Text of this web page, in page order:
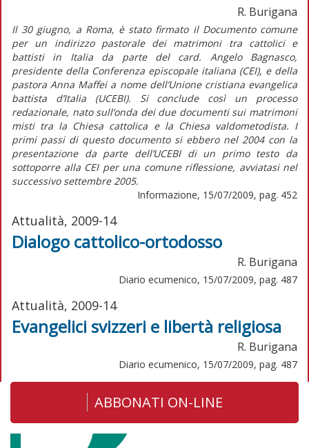
R. Burigana
Il 30 giugno, a Roma, è stato firmato il Documento comune
per un indirizzo pastorale dei matrimoni tra cattolici e
battisti in Italia da parte del card. Angelo Bagnasco,
presidente della Conferenza episcopale italiana (CEI), e della
pastora Anna Maffei a nome dell’Unione cristiana evangelica
battista d’Italia (UCEBI). Si conclude così un processo
redazionale, nato sull’onda dei due documenti sui matrimoni
misti tra la Chiesa cattolica e la Chiesa valdometodista. I
primi passi di questo documento si ebbero nel 2004 con la
presentazione da parte dell’UCEBI di un primo testo da
sottoporre alla CEI per una comune riflessione, avviatasi nel
successivo settembre 2005.
Informazione, 15/07/2009, pag. 452
Attualità, 2009-14
Dialogo cattolico-ortodosso
R. Burigana
Diario ecumenico, 15/07/2009, pag. 487
Attualità, 2009-14
Evangelici svizzeri e libertà religiosa
R. Burigana
Diario ecumenico, 15/07/2009, pag. 487
ABBONATI ON-LINE